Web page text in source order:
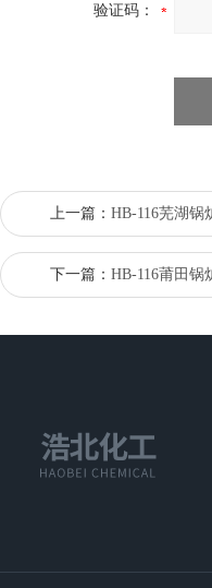
验证码：
上一篇： HB-116芜湖锅
下一篇： HB-116莆田锅